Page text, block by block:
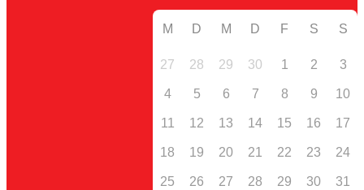
M D M D F S S
27 28 29 30 1 2 3
4 5 6 7 8 9 10
11 12 13 14 15 16 17
18 19 20 21 22 23 24
25 26 27 28 29 30 31